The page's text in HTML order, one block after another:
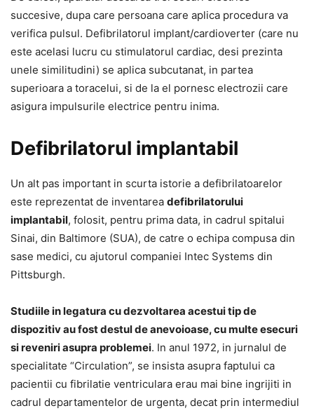
succesive, dupa care persoana care aplica procedura va
verifica pulsul. Defibrilatorul implant/cardioverter (care nu
este acelasi lucru cu stimulatorul cardiac, desi prezinta
unele similitudini) se aplica subcutanat, in partea
superioara a toracelui, si de la el pornesc electrozii care
asigura impulsurile electrice pentru inima.
Defibrilatorul implantabil
Un alt pas important in scurta istorie a defibrilatoarelor
este reprezentat de inventarea defibrilatorului
implantabil, folosit, pentru prima data, in cadrul spitalui
Sinai, din Baltimore (SUA), de catre o echipa compusa din
sase medici, cu ajutorul companiei Intec Systems din
Pittsburgh.
Studiile in legatura cu dezvoltarea acestui tip de
dispozitiv au fost destul de anevoioase, cu multe esecuri
si reveniri asupra problemei. In anul 1972, in jurnalul de
specialitate “Circulation”, se insista asupra faptului ca
pacientii cu fibrilatie ventriculara erau mai bine ingrijiti in
cadrul departamentelor de urgenta, decat prin intermediul